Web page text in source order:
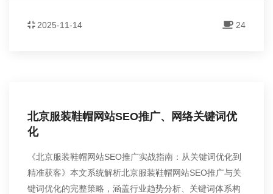
2025-11-14 24
北京服装鞋帽网站SEO推广、网络关键词优
化
《北京服装鞋帽网站SEO推广实战指南：从关键词优化到
精准获客》本文系统解析北京服装鞋帽网站SEO推广与关
键词优化的完整策略，涵盖行业趋势分析、关键词体系构